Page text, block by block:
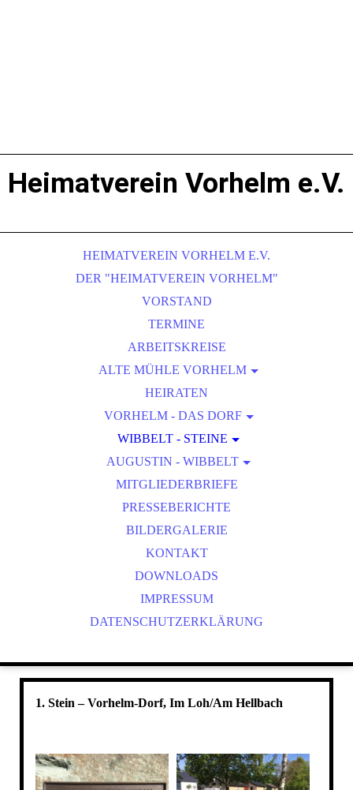
Heimatverein Vorhelm e.V.
HEIMATVEREIN VORHELM E.V.
DER "HEIMATVEREIN VORHELM"
VORSTAND
TERMINE
ARBEITSKREISE
ALTE MÜHLE VORHELM
WEGBESCHREIBUNG
HEIRATEN
VORHELM - DAS DORF
VORHELM IN ZAHLEN
DORFGESCHICHTE
50 JAHRE VORHELM AHLEN
WIBBELT - STEINE
1. STEIN
2. STEIN
3. STEIN
4. STEIN
5. STEIN
6. STEIN
AUGUSTIN - WIBBELT
WIBBELT - ORTE
MITGLIEDERBRIEFE
PRESSEBERICHTE
BILDERGALERIE
KONTAKT
DOWNLOADS
IMPRESSUM
DATENSCHUTZERKLÄRUNG
1. Stein – Vorhelm-Dorf, Im Loh/Am Hellbach